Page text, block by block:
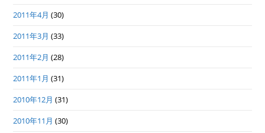
2011年4月 (30)
2011年3月 (33)
2011年2月 (28)
2011年1月 (31)
2010年12月 (31)
2010年11月 (30)